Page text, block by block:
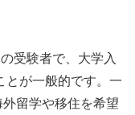
受験者で、大学入
とが一般的です。一
留学や移住を希望